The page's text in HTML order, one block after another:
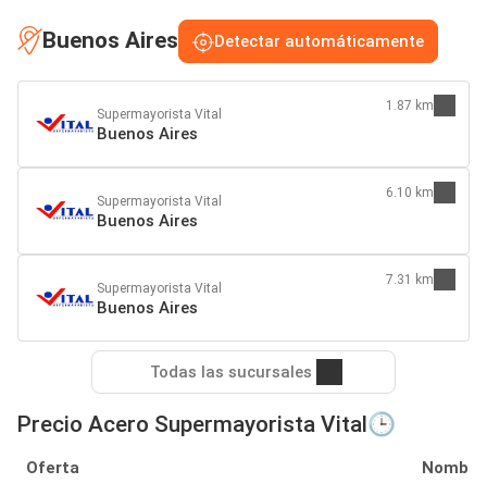
Buenos Aires Detectar automáticamente
Supermayorista Vital
Buenos Aires
1.87 km
Supermayorista Vital
Buenos Aires
6.10 km
Supermayorista Vital
Buenos Aires
7.31 km
Todas las sucursales
Precio Acero Supermayorista Vital🕒
Oferta Nombre